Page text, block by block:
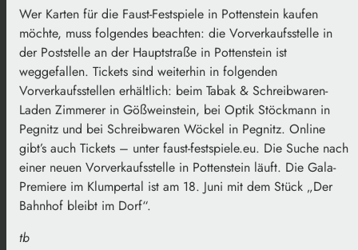
Wer Karten für die Faust-Festspiele in Pottenstein kaufen
möchte, muss folgendes beachten: die Vorverkaufsstelle in
der Poststelle an der Hauptstraße in Pottenstein ist
weggefallen. Tickets sind weiterhin in folgenden
Vorverkaufsstellen erhältlich: beim Tabak & Schreibwaren-
Laden Zimmerer in Gößweinstein, bei Optik Stöckmann in
Pegnitz und bei Schreibwaren Wöckel in Pegnitz. Online
gibt’s auch Tickets – unter faust-festspiele.eu. Die Suche nach
einer neuen Vorverkaufsstelle in Pottenstein läuft. Die Gala-
Premiere im Klumpertal ist am 18. Juni mit dem Stück „Der
Bahnhof bleibt im Dorf“.
tb